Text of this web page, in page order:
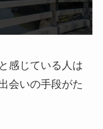
感じている人は
会いの手段がた